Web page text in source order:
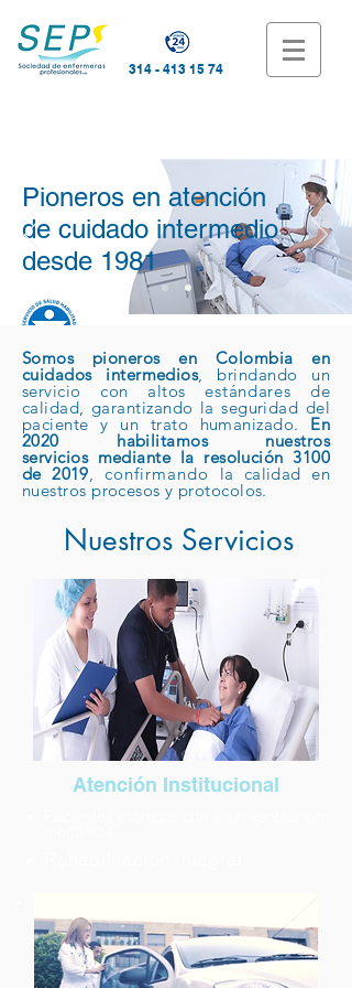
314 - 413 15 74
Pioneros en atención
de cuidado intermedio
desde 1981
NUEVA RESOLUCIÓN No. 3100 de 2019
Somos pioneros en Colombia en
cuidados intermedios, brindando un
servicio con altosestándares de
calidad, garantizando la seguridad del
paciente y un trato humanizado. En
2020 habilitamos nuestros
servicios mediante la resolución 3100
de 2019, confirmando la calidad en
nuestros procesos y protocolos.
Nuestros Servicios
Atención Institucional
Ver más